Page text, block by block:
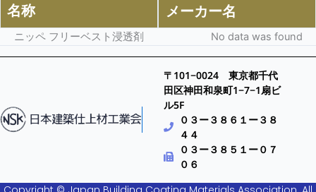
名称 メーカー名
ニッペ フリーベスト浸透剤 No data was found
〒101−0024 東京都千代
田区神田和泉町1−7−1扇ビ
ル5F
０３ー３８６１ー３８
４４
０３ー３８５１ー０７
０６